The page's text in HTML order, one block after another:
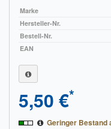
Marke
Hersteller-Nr.
Bestell-Nr.
EAN
5,50 €*
Geringer Bestand